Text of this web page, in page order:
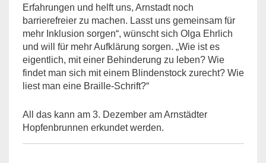
Erfahrungen und helft uns, Arnstadt noch
barrierefreier zu machen. Lasst uns gemeinsam für
mehr Inklusion sorgen“, wünscht sich Olga Ehrlich
und will für mehr Aufklärung sorgen. „Wie ist es
eigentlich, mit einer Behinderung zu leben? Wie
findet man sich mit einem Blindenstock zurecht? Wie
liest man eine Braille-Schrift?“
All das kann am 3. Dezember am Arnstädter
Hopfenbrunnen erkundet werden.